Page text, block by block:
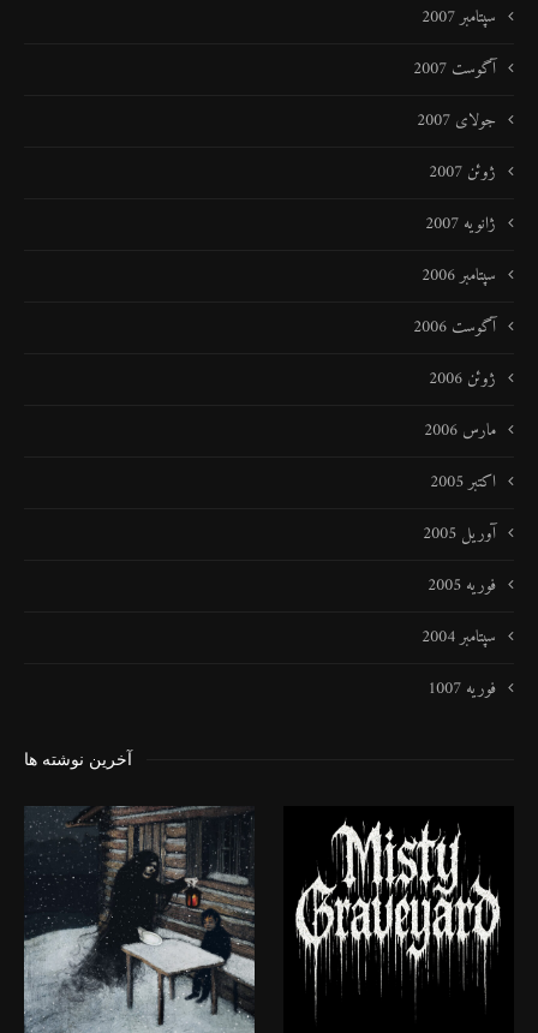
سپتامبر 2007
آگوست 2007
جولای 2007
ژوئن 2007
ژانویه 2007
سپتامبر 2006
آگوست 2006
ژوئن 2006
مارس 2006
اکتبر 2005
آوریل 2005
فوریه 2005
سپتامبر 2004
فوریه 1007
آخرین نوشته ها